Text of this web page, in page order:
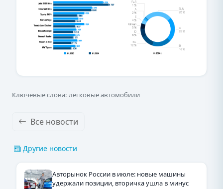
Ключевые слова: легковые автомобили
Все новости
Другие новости
Авторынок России в июле: новые машины
удержали позиции, вторичка ушла в минус